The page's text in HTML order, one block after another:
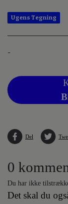
Ugens Tegning
-
Del
0
Du har ikke
Det skal du